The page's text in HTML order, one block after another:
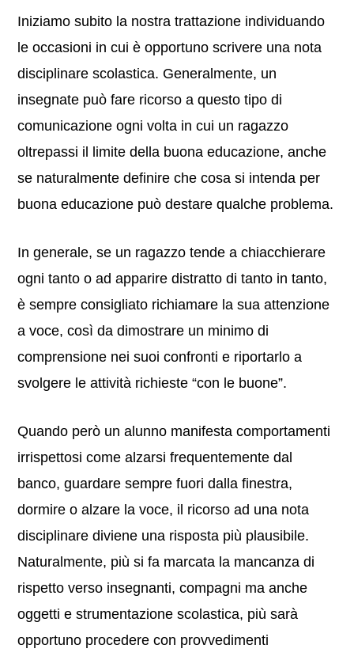
Iniziamo subito la nostra trattazione individuando
le occasioni in cui è opportuno scrivere una nota
disciplinare scolastica. Generalmente, un
insegnate può fare ricorso a questo tipo di
comunicazione ogni volta in cui un ragazzo
oltrepassi il limite della buona educazione, anche
se naturalmente definire che cosa si intenda per
buona educazione può destare qualche problema.
In generale, se un ragazzo tende a chiacchierare
ogni tanto o ad apparire distratto di tanto in tanto,
è sempre consigliato richiamare la sua attenzione
a voce, così da dimostrare un minimo di
comprensione nei suoi confronti e riportarlo a
svolgere le attività richieste “con le buone”.
Quando però un alunno manifesta comportamenti
irrispettosi come alzarsi frequentemente dal
banco, guardare sempre fuori dalla finestra,
dormire o alzare la voce, il ricorso ad una nota
disciplinare diviene una risposta più plausibile.
Naturalmente, più si fa marcata la mancanza di
rispetto verso insegnanti, compagni ma anche
oggetti e strumentazione scolastica, più sarà
opportuno procedere con provvedimenti